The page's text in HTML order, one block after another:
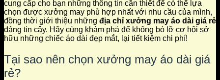
cung cấp cho bạn những thông tin cần thiết để có thể lựa
chọn được xưởng may phù hợp nhất với nhu cầu của mình,
đồng thời giới thiệu những địa chỉ xưởng may áo dài giá rẻ
đáng tin cậy. Hãy cùng khám phá để không bỏ lỡ cơ hội sở
hữu những chiếc áo dài đẹp mắt, lại tiết kiệm chi phí!
Tại sao nên chọn xưởng may áo dài giá
rẻ?